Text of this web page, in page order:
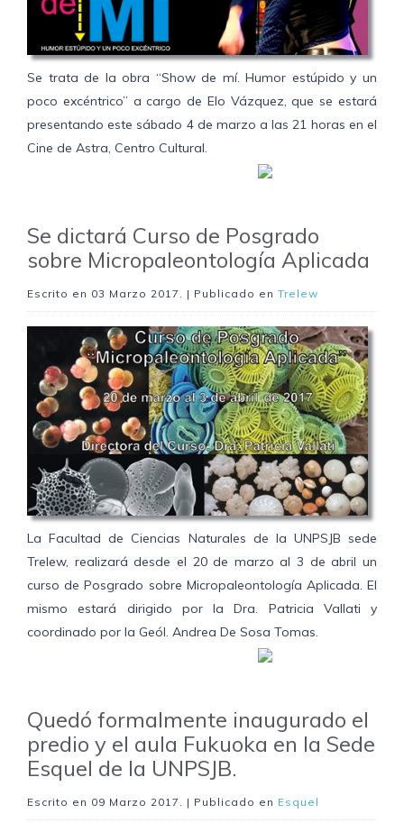
Se trata de la obra “Show de mí. Humor estúpido y un
poco excéntrico” a cargo de Elo Vázquez, que se estará
presentando este sábado 4 de marzo a las 21 horas en el
Cine de Astra, Centro Cultural.
Se dictará Curso de Posgrado
sobre Micropaleontología Aplicada
Escrito en 03 Marzo 2017 . | Publicado en Trelew
La Facultad de Ciencias Naturales de la UNPSJB sede
Trelew, realizará desde el 20 de marzo al 3 de abril un
curso de Posgrado sobre Micropaleontología Aplicada. El
mismo estará dirigido por la Dra. Patricia Vallati y
coordinado por la Geól. Andrea De Sosa Tomas.
Quedó formalmente inaugurado el
predio y el aula Fukuoka en la Sede
Esquel de la UNPSJB.
Escrito en 09 Marzo 2017 . | Publicado en Esquel